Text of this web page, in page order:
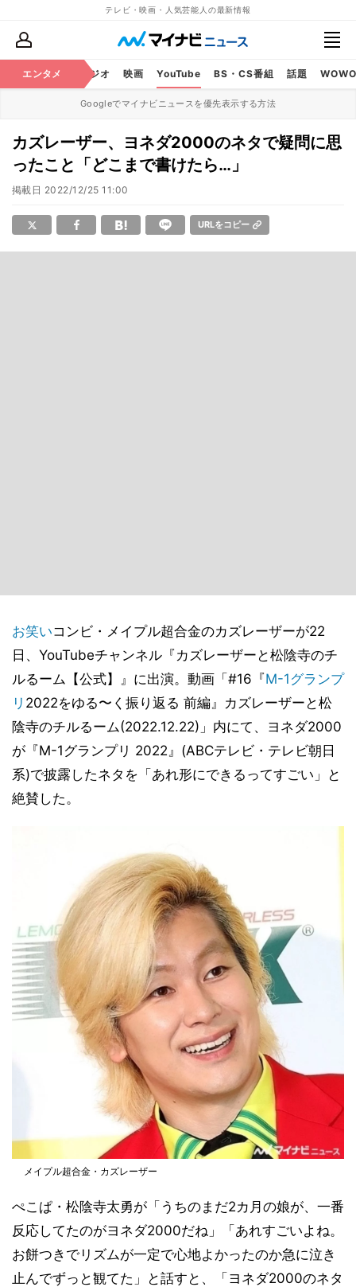
テレビ・映画・人気芸能人の最新情報
エンタメ
テレビ ラジオ 映画 YouTube BS・CS番組 話題
Googleでマイナビニュースを優先表示する方法
カズレーザー、ヨネダ2000のネタで疑問に思
ったこと「どこまで書けたら…」
掲載日 2022/12/25 11:00
URLをコピー
お笑いコンビ・メイプル超合金のカズレーザーが22
日、YouTubeチャンネル『カズレーザーと松陰寺のチ
ルるーム【公式】』に出演。動画「#16『M-1グランプ
リ 2022をゆる〜く振り返る 前編』カズレーザーと松
陰寺のチルるーム(2022.12.22)」内にて、ヨネダ2000
が『M-1グランプリ 2022』(ABCテレビ・テレビ朝日
系)で披露したネタを「あれ形にできるってすごい」と
絶賛した。
メイプル超合金・カズレーザー
ぺこぱ・松陰寺太勇が「うちのまだ2カ月の娘が、一番
反応してたのがヨネダ2000だね」「あれすごいよね。
お餅つきでリズムが一定で心地よかったのか急に泣き
止んでずっと観てた」と話すと、「ヨネダ2000のネタ